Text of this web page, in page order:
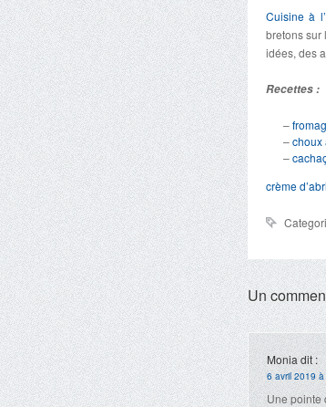
Cuisine à
bretons sur
idées, des
Recettes :
–
–choux
–
crème
Un
Moniadit :
6 avril 2019
Une pointe